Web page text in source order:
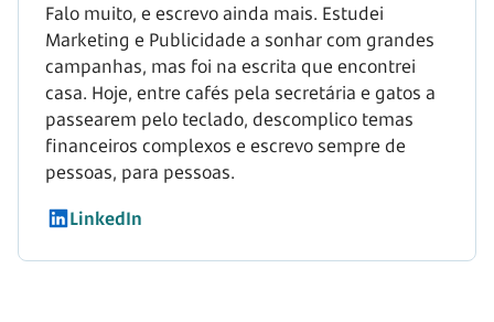
Falo muito, e escrevo ainda mais. Estudei
Marketing e Publicidade a sonhar com grandes
campanhas, mas foi na escrita que encontrei
casa. Hoje, entre cafés pela secretária e gatos a
passearem pelo teclado, descomplico temas
financeiros complexos e escrevo sempre de
pessoas, para pessoas.
LinkedIn